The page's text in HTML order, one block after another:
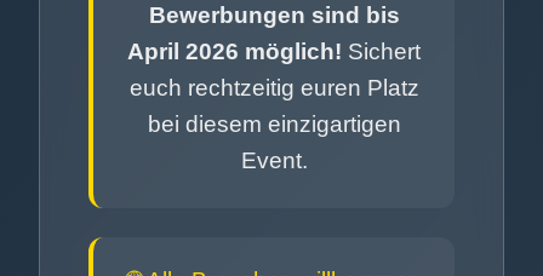
Bewerbungen sind bis
April 2026 möglich! Sichert
euch rechtzeitig euren Platz
bei diesem einzigartigen
Event.